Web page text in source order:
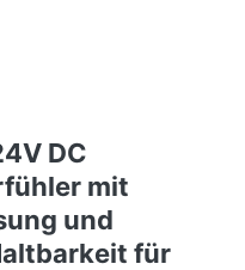
DC
mit
und
für